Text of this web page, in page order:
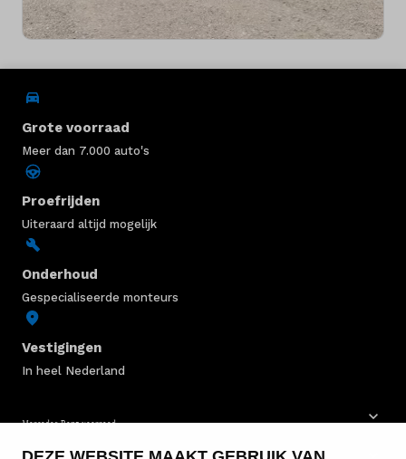
Grote voorraad
Meer dan 7.000 auto's
Proefrijden
Uiteraard altijd mogelijk
Onderhoud
Gespecialiseerde monteurs
Vestigingen
In heel Nederland
Mercedes-Benz voorraad